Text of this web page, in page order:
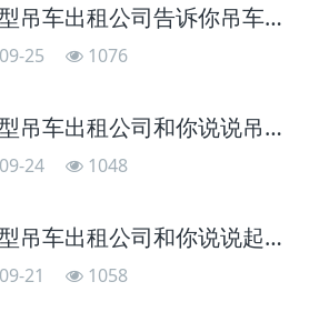
江门大型吊车出租公司告诉你吊车系统液压过热的危害
25 1076
江门大型吊车出租公司和你说说吊车日常维护保养工作
24 1048
江门大型吊车出租公司和你说说起重吊车钢丝绳的作用
21 1058